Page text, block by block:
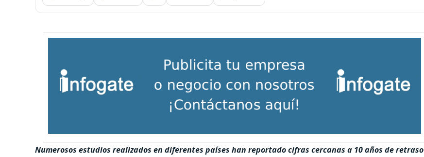
Numerosos estudios realizados en diferentes países han reportado cifras cercanas a 10 años de retraso